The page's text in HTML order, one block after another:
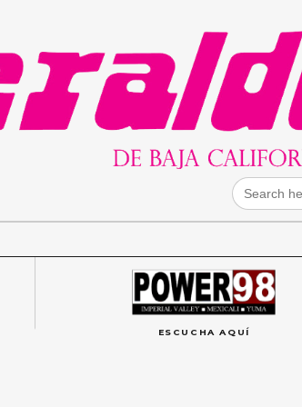
Search
for:
ESCUCHA AQUÍ